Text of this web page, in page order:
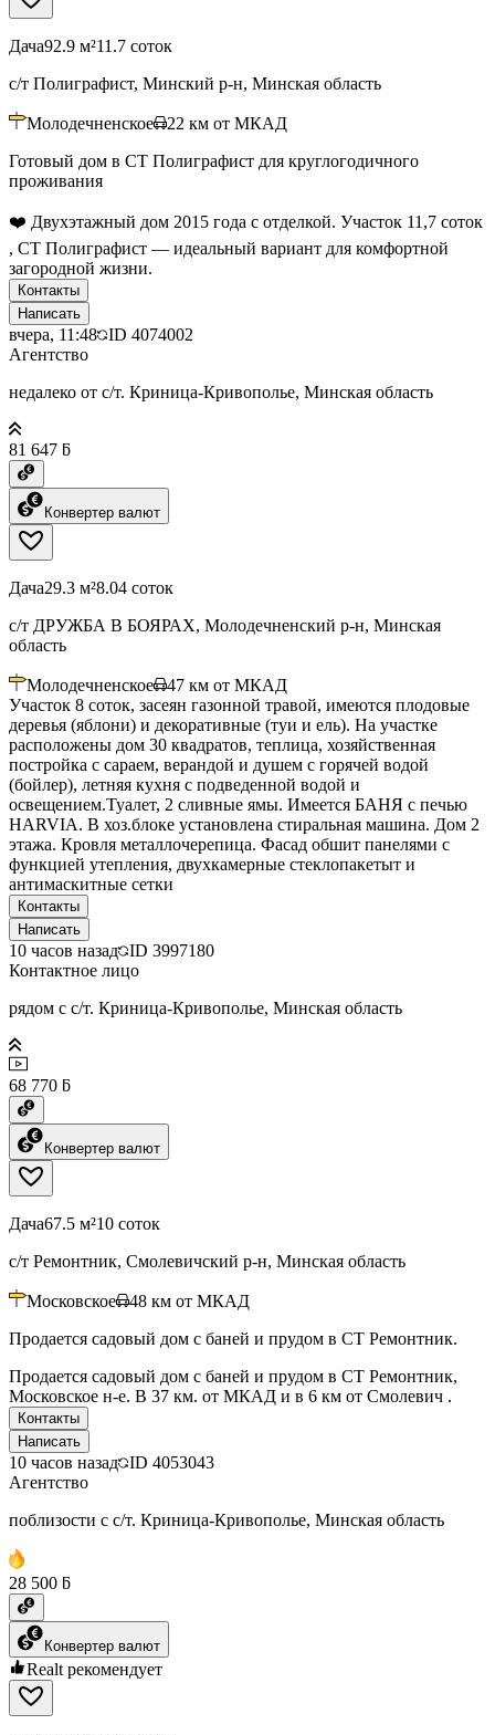
Дача92.9 м²11.7 соток
с/т Полиграфист, Минский р-н, Минская область
Молодечненское 22 км от МКАД
Готовый дом в СТ Полиграфист для круглогодичного
проживания
❤️ Двухэтажный дом 2015 года с отделкой. Участок 11,7 соток
, СТ Полиграфист — идеальный вариант для комфортной
загородной жизни.
Контакты
Написать
вчера, 11:48 ID 4074002
Агентство
недалеко от с/т. Криница-Кривополье, Минская область
81 647 ƃ
Конвертер валют
Дача29.3 м²8.04 соток
с/т ДРУЖБА В БОЯРАХ, Молодечненский р-н, Минская
область
Молодечненское 47 км от МКАД
Участок 8 соток, засеян газонной травой, имеются плодовые
деревья (яблони) и декоративные (туи и ель). На участке
расположены дом 30 квадратов, теплица, хозяйственная
постройка с сараем, верандой и душем с горячей водой
(бойлер), летняя кухня с подведенной водой и
освещением.Туалет, 2 сливные ямы. Имеется БАНЯ с печью
HARVIA. В хоз.блоке установлена стиральная машина. Дом 2
этажа. Кровля металлочерепица. Фасад обшит панелями с
функцией утепления, двухкамерные стеклопакетыт и
антимаскитные сетки
Контакты
Написать
10 часов назад ID 3997180
Контактное лицо
рядом с с/т. Криница-Кривополье, Минская область
68 770 ƃ
Конвертер валют
Дача67.5 м²10 соток
с/т Ремонтник, Смолевичский р-н, Минская область
Московское 48 км от МКАД
Продается садовый дом с баней и прудом в СТ Ремонтник.
Продается садовый дом с баней и прудом в СТ Ремонтник,
Московское н-е. В 37 км. от МКАД и в 6 км от Смолевич .
Контакты
Написать
10 часов назад ID 4053043
Агентство
поблизости с с/т. Криница-Кривополье, Минская область
28 500 ƃ
Конвертер валют
Realt рекомендует